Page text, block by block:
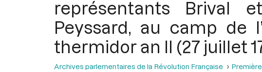
représentants Brival
Peyssard, au camp de
thermidor an II (27 juillet
Archives parlementaires de la Révolution Française